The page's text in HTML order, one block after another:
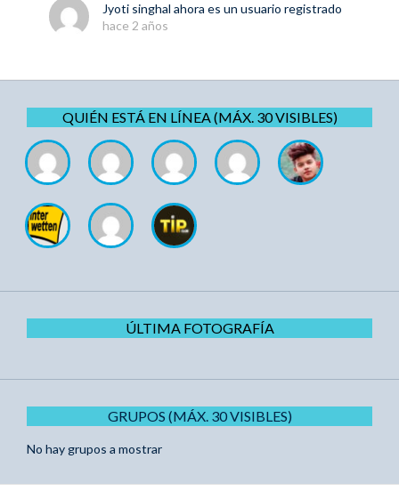
Jyoti singhal ahora es un usuario registrado
hace 2 años
QUIÉN ESTÁ EN LÍNEA (MÁX. 30 VISIBLES)
ÚLTIMA FOTOGRAFÍA
GRUPOS (MÁX. 30 VISIBLES)
No hay grupos a mostrar